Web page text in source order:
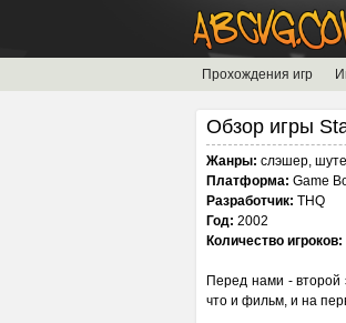
Прохождения игр
Обзор игры
Жанры: слэшер,
Платформа: Game
Разработчик: THQ
Год: 2002
Количество игроков:
Перед нами - второй
что и фильм, и на